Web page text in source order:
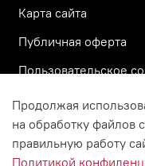
Карта сайта
Публичная оферта
Пользовательское
Политика
© 2015–2026
Продолжая
на обработку файлов
правильную работу
Политикой